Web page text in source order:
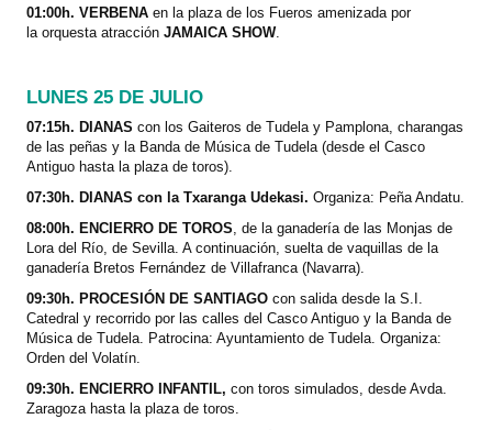
01:00h. VERBENA en la plaza de los Fueros amenizada por
la orquesta atracción JAMAICA SHOW.
LUNES 25 DE JULIO
07:15h. DIANAS con los Gaiteros de Tudela y Pamplona, charangas
de las peñas y la Banda de Música de Tudela (desde el Casco
Antiguo hasta la plaza de toros).
07:30h. DIANAS con la Txaranga Udekasi. Organiza: Peña Andatu.
08:00h. ENCIERRO DE TOROS, de la ganadería de las Monjas de
Lora del Río, de Sevilla. A continuación, suelta de vaquillas de la
ganadería Bretos Fernández de Villafranca (Navarra).
09:30h. PROCESIÓN DE SANTIAGO con salida desde la S.I.
Catedral y recorrido por las calles del Casco Antiguo y la Banda de
Música de Tudela. Patrocina: Ayuntamiento de Tudela. Organiza:
Orden del Volatín.
09:30h. ENCIERRO INFANTIL, con toros simulados, desde Avda.
Zaragoza hasta la plaza de toros.